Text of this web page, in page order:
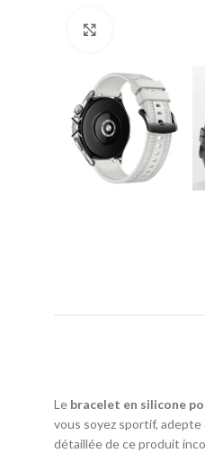
Le bracelet en silicone
vous soyez sportif,
détaillée de ce produit